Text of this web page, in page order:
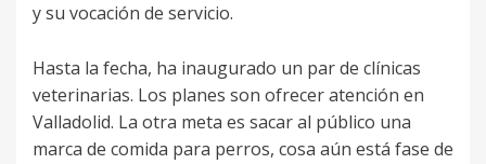
y su vocación de servicio.
Hasta la fecha, ha inaugurado un par de clínicas
veterinarias. Los planes son ofrecer atención en
Valladolid. La otra meta es sacar al público una
marca de comida para perros, cosa aún está fase de